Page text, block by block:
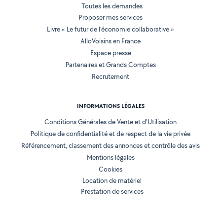
Toutes les demandes
Proposer mes services
Livre « Le futur de l'économie collaborative »
AlloVoisins en France
Espace presse
Partenaires et Grands Comptes
Recrutement
INFORMATIONS LÉGALES
Conditions Générales de Vente et d'Utilisation
Politique de confidentialité et de respect de la vie privée
Référencement, classement des annonces et contrôle des avis
Mentions légales
Cookies
Location de matériel
Prestation de services